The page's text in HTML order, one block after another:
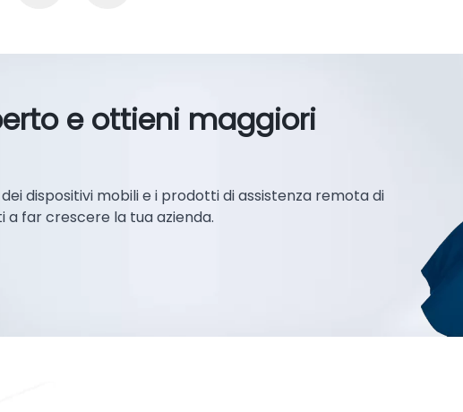
e ottieni maggiori
dispositivi mobili e i prodotti di assistenza remota di
a far crescere la tua azienda.